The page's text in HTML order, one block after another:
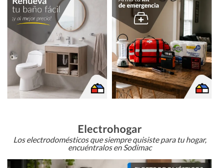
Electrohogar
Los electrodomésticos que siempre quisiste para tu hogar,
encuéntralos en Sodimac